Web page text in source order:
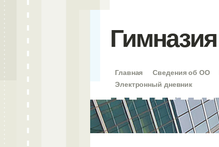
Главная Сведения об ОО
Электронный дневник